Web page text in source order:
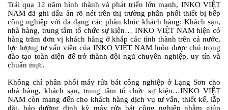
Trải qua 12 năm hình thành và phát triển lớn mạnh, INKO VIỆT
NAM đã ghi dấu ấn rõ nét trên thị trường phân phối thiết bị bếp
công nghiệp với đa dạng các phân khúc khách hàng: Khách sạn,
nhà hàng, trung tâm tổ chức sự kiện… INKO VIỆT NAM hiện có
hàng trăm đơn vị khách hàng ở khắp các tỉnh thành trên cả nước,
lực lượng tư vấn viên của INKO VIỆT NAM luôn được chú trọng
đào tạo toàn diện để trở thành đội ngũ chuyên nghiệp, uy tín và
chuẩn mực.
Không chỉ phân phối máy rửa bát công nghiệp ở Lạng Sơn cho
nhà hàng, khách sạn, trung tâm tổ chức sự kiện…INKO VIỆT
NAM còn mang đến cho khách hàng dịch vụ tư vấn, thiết kế, lắp
đặt, bảo dưỡng định kỳ máy rửa bát công nghiệp nhằm giúp